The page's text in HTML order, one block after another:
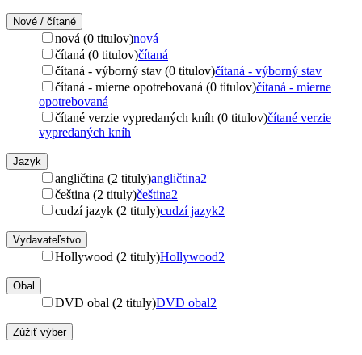
Nové / čítané
nová (0 titulov)nová
čítaná (0 titulov)čítaná
čítaná - výborný stav (0 titulov)čítaná - výborný stav
čítaná - mierne opotrebovaná (0 titulov)čítaná - mierne
opotrebovaná
čítané verzie vypredaných kníh (0 titulov)čítané verzie
vypredaných kníh
Jazyk
angličtina (2 tituly)angličtina2
čeština (2 tituly)čeština2
cudzí jazyk (2 tituly)cudzí jazyk2
Vydavateľstvo
Hollywood (2 tituly)Hollywood2
Obal
DVD obal (2 tituly)DVD obal2
Zúžiť výber